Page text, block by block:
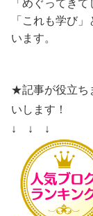
「めぐってき
「これも学び
います。
★記事が役立ち
いします！
↓ ↓ ↓